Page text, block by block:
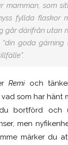
mamman, som
fyllda flaskor
går därifrån utan
goda gärning
Remi och
som har hänt
bortförd och
men
märker du